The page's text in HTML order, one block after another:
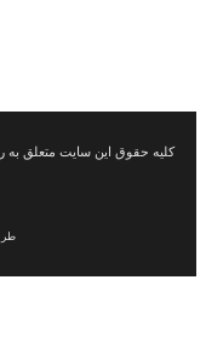
این سایت متعلق به روزنامه صبح
طراحی شده توسط